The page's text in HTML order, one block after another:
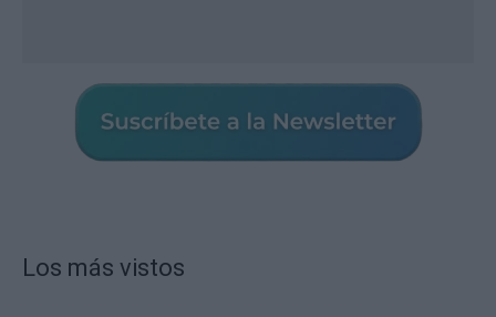
Los más vistos